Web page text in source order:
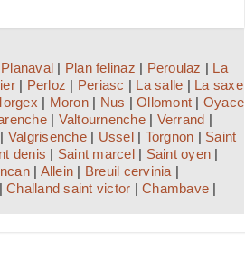
Planaval | Plan felinaz | Peroulaz | La
| Perloz | Periasc | La salle | La saxe
| Moron| Nus | Ollomont | Oyace
| Valtournenche| Verrand |
| Valgrisenche| Ussel| Torgnon | Saint
denis | Saint marcel| Saint oyen |
| Allein | Breuil cervinia |
| Challand saint victor | Chambave |